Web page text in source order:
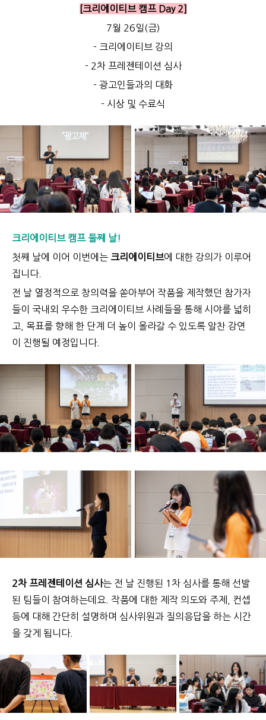
[크리에이티브 캠프 Day 2]
7월 26일(금)
- 크리에이티브 강의
- 2차 프레젠테이션 심사
- 광고인들과의 대화
- 시상 및 수료식
크리에이티브 캠프 둘째 날!
첫째 날에 이어 이번에는 크리에이티브에 대한 강의가 이루어
집니다.
전 날 열정적으로 창의력을 쏟아부어 작품을 제작했던 참가자
들이 국내외 우수한 크리에이티브 사례들을 통해 시야를 넓히
고, 목표를 향해 한 단계 더 높이 올라갈 수 있도록 알찬 강연
이 진행될 예정입니다.
2차 프레젠테이션 심사는 전 날 진행된 1차 심사를 통해 선발
된 팀들이 참여하는데요. 작품에 대한 제작 의도와 주제, 컨셉
등에 대해 간단히 설명하며 심사위원과 질의응답을 하는 시간
을 갖게 됩니다.